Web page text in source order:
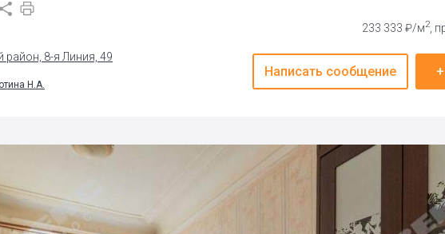
район, 8-я Линия, 49
Н.А.
233 333 ₽/м2,
Написать сообщение